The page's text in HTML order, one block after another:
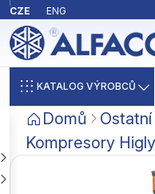
CZE ENG
KATALOG VÝROBCŮ
Domů
Ostatní
Kompresory